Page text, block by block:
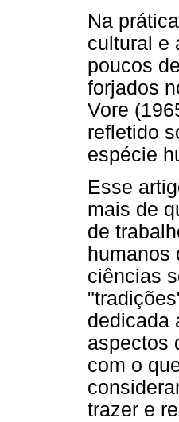
Na
cultural e
poucos
forjados
Vore
refletido
espécie
Esse
mais de
de
humanos
ciências
dedicada
aspectos
com o
trazer e